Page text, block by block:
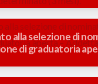
Soccorritore con
alla selezione di
di graduatoria
poliambulatorio